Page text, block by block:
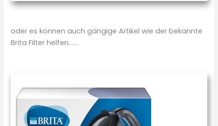
oder es können auch gängige Artikel wie der bekannte
Brita Filter helfen…….